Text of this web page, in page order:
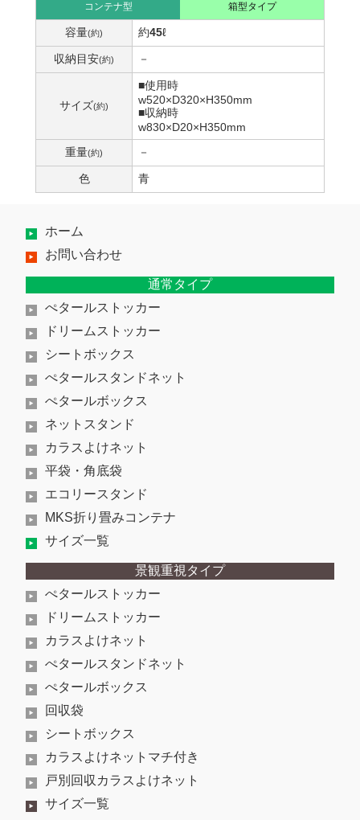
コンテナ型 箱型タイプ
容量(約) 約45ℓ
収納目安(約) －
サイズ(約)
■使用時
w520×D320×H350mm
■収納時
w830×D20×H350mm
重量(約) －
色 青
ホーム
お問い合わせ
通常タイプ
ぺタールストッカー
ドリームストッカー
シートボックス
ぺタールスタンドネット
ぺタールボックス
ネットスタンド
カラスよけネット
平袋・角底袋
エコリースタンド
MKS折り畳みコンテナ
サイズ一覧
景観重視タイプ
ぺタールストッカー
ドリームストッカー
カラスよけネット
ぺタールスタンドネット
ぺタールボックス
回収袋
シートボックス
カラスよけネットマチ付き
戸別回収カラスよけネット
サイズ一覧